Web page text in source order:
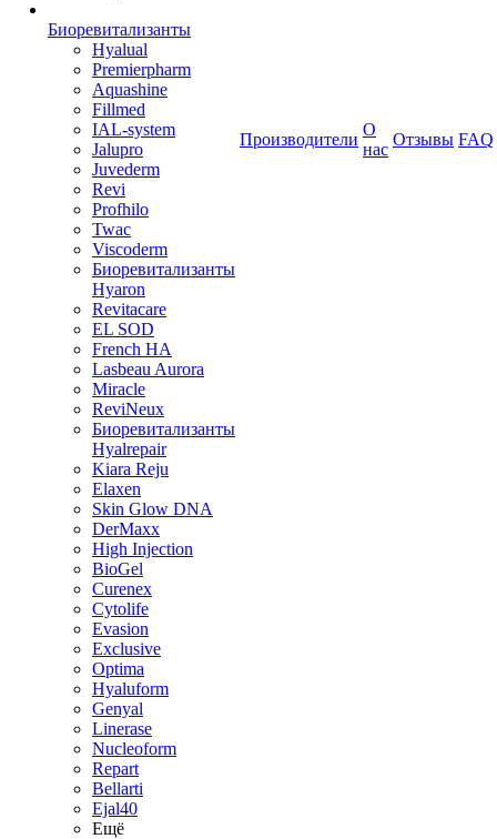
Биоревитализанты
Hyalual
Premierpharm
Aquashine
Fillmed
IAL-system
Jalupro
Juvederm
Revi
Profhilo
Twac
Viscoderm
Биоревитализанты
Hyaron
Revitacare
EL SOD
French HA
Lasbeau Aurora
Miracle
ReviNeux
Биоревитализанты
Hyalrepair
Kiara Reju
Elaxen
Skin Glow DNA
DerMaxx
High Injection
BioGel
Curenex
Cytolife
Evasion
Exclusive
Optima
Hyaluform
Genyal
Linerase
Nucleoform
Repart
Bellarti
Ejal40
Ещё
Производители
О
нас
Отзывы FAQ